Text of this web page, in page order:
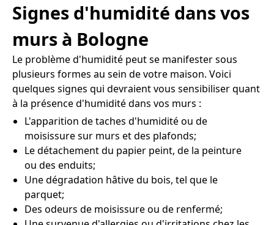
Signes d'humidité dans vos
murs à Bologne
Le problème d'humidité peut se manifester sous
plusieurs formes au sein de votre maison. Voici
quelques signes qui devraient vous sensibiliser quant
à la présence d'humidité dans vos murs :
L'apparition de taches d'humidité ou de
moisissure sur murs et des plafonds;
Le détachement du papier peint, de la peinture
ou des enduits;
Une dégradation hâtive du bois, tel que le
parquet;
Des odeurs de moisissure ou de renfermé;